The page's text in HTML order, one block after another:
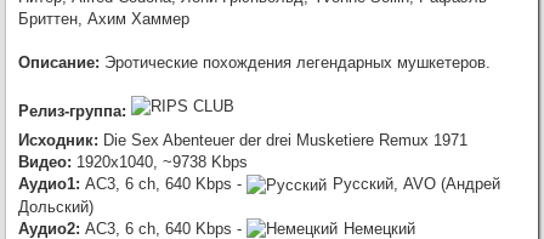
Unicorn (2011) [USA Transfer] BDRip 1080p [HEVC] 10 bit от -Star-Lord-
(RG RIPS CLUB)
7/23/2026, 9:04:21 PM
обойдётся лёгким испугом.. готов оказать посильную помощь, в
сервачках понимаю, работа такая.
7/23/2026, 5:06:04 PM OldGamer
слова совсем
7/23/2026, 5:05:32 PM OldGamer :отвал NAS, возможно капитально,
раздач нет, через пару недель посмотрю, может всё грустно и
раздач больше не будет
Бриттен, Ахим Хаммер
Описание: Эротические похождения легендарных мушкетеров.
Релиз-группа:
Исходник: Die Sex Abenteuer der drei Musketiere Remux 1971
Видео: 1920x1040, ~9738 Kbps
Аудио1: AC3, 6 ch, 640 Kbps -
Русский, AVO (Андрей
Дольский)
Аудио2: AC3, 6 ch, 640 Kbps -
Немецкий